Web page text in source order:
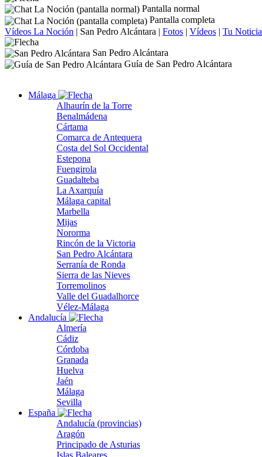
Pantalla normal
Pantalla completa
Vídeos La Noción | San Pedro Alcántara | Fotos | Vídeos | Tu Noticia
San Pedro Alcántara
Guía de San Pedro Alcántara
Málaga
Alhaurín de la Torre
Benalmádena
Cártama
Comarca de Antequera
Costa del Sol Occidental
Estepona
Fuengirola
Guadalteba
La Axarquía
Málaga capital
Marbella
Mijas
Nororma
Rincón de la Victoria
San Pedro Alcántara
Serranía de Ronda
Sierra de las Nieves
Torremolinos
Valle del Guadalhorce
Vélez-Málaga
Andalucía
Almería
Cádiz
Córdoba
Granada
Huelva
Jaén
Málaga
Sevilla
España
Andalucía (provincias)
Aragón
Principado de Asturias